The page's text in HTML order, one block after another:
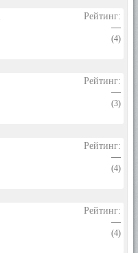
Рейтинг:
—
(4)
Рейтинг:
—
(3)
Рейтинг:
—
(4)
Рейтинг:
—
(4)